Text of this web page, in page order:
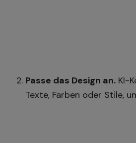
Passe das Design an. KI-
Texte, Farben oder Stile,